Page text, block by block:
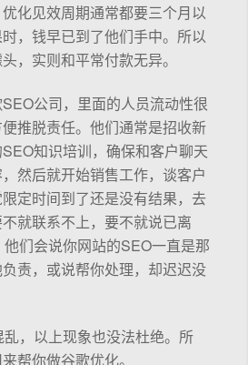
化见效周期通常都要三个月以
，钱早已到了他们手中。所以
，实则和平常付款无异。
公司，里面的人员流动性很
推脱责任。他们通常是招收新
知识培训，确保和客户聊天
然后就开始销售工作，谈客户
定时间到了还是没有结果，去
就联系不上，要不就说已离
们会说你网站的SEO一直是那
责，或说帮你处理，却迟迟没
，以上现象也没法杜绝。所
帮你做谷歌优化。